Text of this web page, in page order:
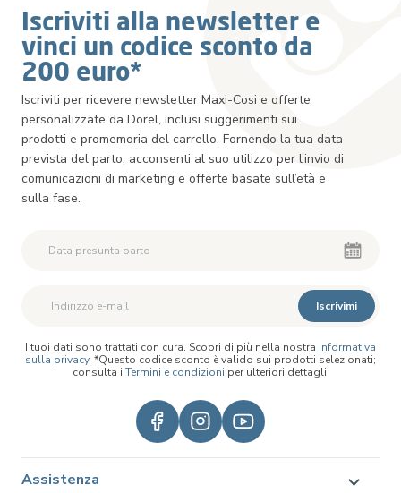
Iscriviti alla newsletter e
vinci un codice sconto da
200 euro*
Iscriviti per ricevere newsletter Maxi-Cosi e offerte
personalizzate da Dorel, inclusi suggerimenti sui
prodotti e promemoria del carrello. Fornendo la tua data
prevista del parto, acconsenti al suo utilizzo per l’invio di
comunicazioni di marketing e offerte basate sull’età e
sulla fase.
Iscrivimi
I tuoi dati sono trattati con cura. Scopri di più nella nostra Informativa
sulla privacy. *Questo codice sconto è valido sui prodotti selezionati;
consulta i Termini e condizioni per ulteriori dettagli.
Assistenza